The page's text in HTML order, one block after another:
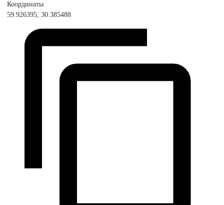
Координаты
59.926395, 30.385488